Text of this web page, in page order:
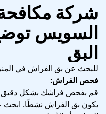
شركة
السويس
البق
للبحث عن بق الفراش في
فحص الفراش:
قم بفحص فراشك بشكل دقيق،
يكون بق الفراش نشطًا. ابحث